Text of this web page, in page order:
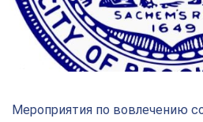
Мероприятия по вовлечению